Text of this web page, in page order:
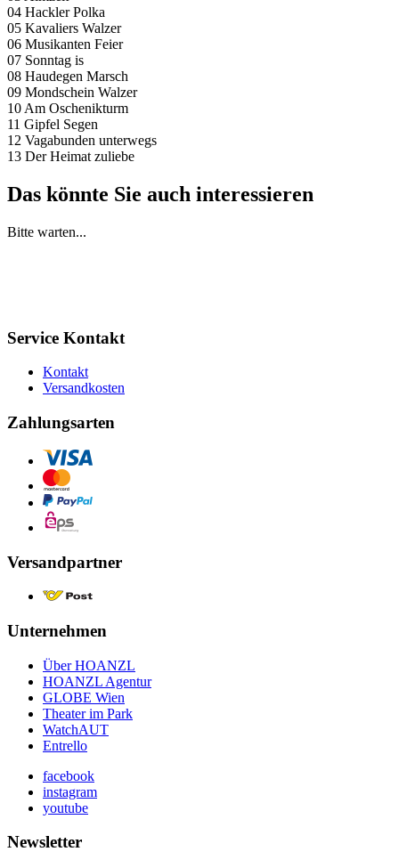
04 Hackler Polka
05 Kavaliers Walzer
06 Musikanten Feier
07 Sonntag is
08 Haudegen Marsch
09 Mondschein Walzer
10 Am Oschenikturm
11 Gipfel Segen
12 Vagabunden unterwegs
13 Der Heimat zuliebe
Das könnte Sie auch interessieren
Bitte warten...
Service Kontakt
Kontakt
Versandkosten
Zahlungsarten
Versandpartner
Unternehmen
Über HOANZL
HOANZL Agentur
GLOBE Wien
Theater im Park
WatchAUT
Entrello
facebook
instagram
youtube
Newsletter